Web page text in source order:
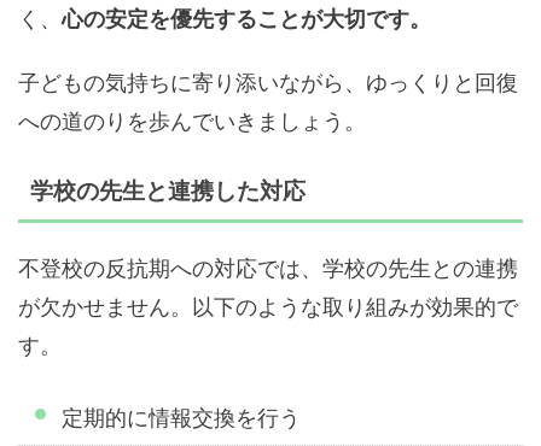
く、心の安定を優先することが大切です。
子どもの気持ちに寄り添いながら、ゆっくりと回復
への道のりを歩んでいきましょう。
学校の先生と連携した対応
不登校の反抗期への対応では、学校の先生との連携
が欠かせません。以下のような取り組みが効果的で
す。
定期的に情報交換を行う